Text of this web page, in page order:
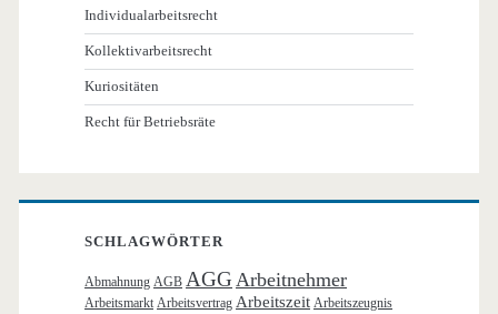
Individualarbeitsrecht
Kollektivarbeitsrecht
Kuriositäten
Recht für Betriebsräte
SCHLAGWÖRTER
Abmahnung AGB AGG Arbeitnehmer
Arbeitsmarkt Arbeitsvertrag Arbeitszeit Arbeitszeugnis